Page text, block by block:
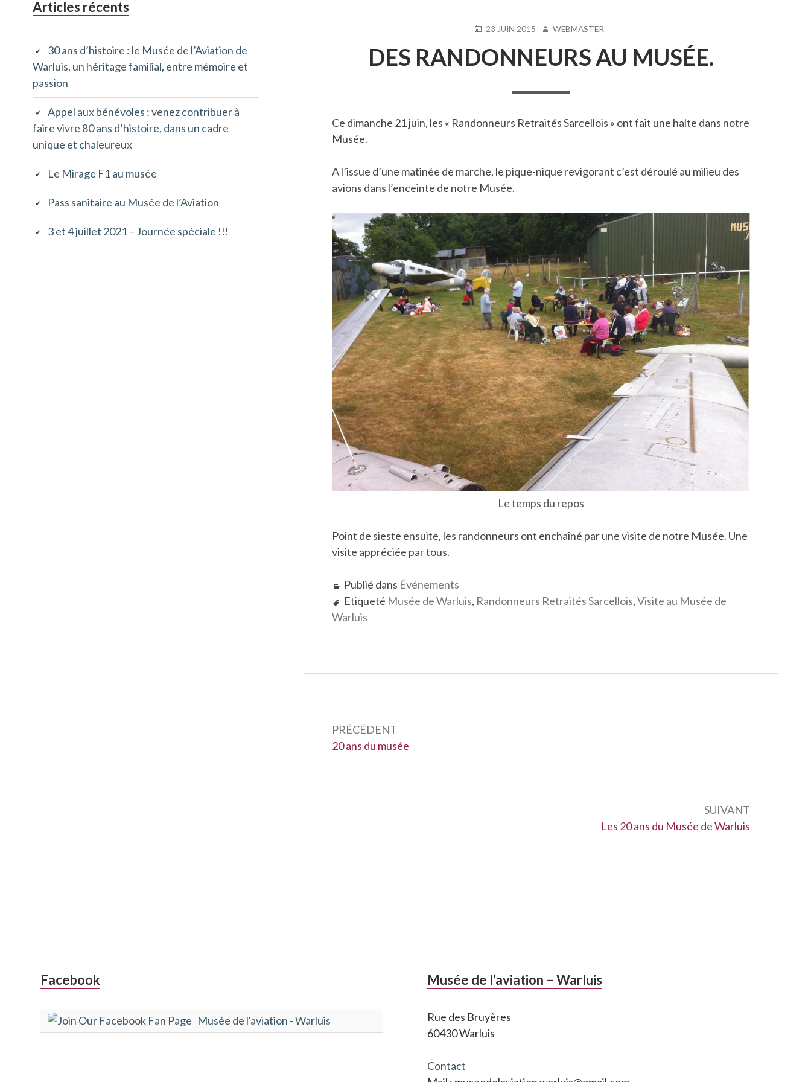
D'ARIANE
PUBLIÉ
23 JUIN 2015 AUTEUR
WEBMASTER
DES RANDONNEURS AU MUSÉE.
Ce dimanche 21 juin, les « Randonneurs Retraités Sarcellois » ont fait une halte dans notre
Musée.
A l’issue d’une matinée de marche, le pique-nique revigorant c’est déroulé au milieu des
avions dans l’enceinte de notre Musée.
Le temps du repos
Point de sieste ensuite, les randonneurs ont enchaîné par une visite de notre Musée. Une
visite appréciée par tous.
Publié dans Événements
Etiqueté Musée de Warluis, Randonneurs Retraités Sarcellois,Visite au Musée de
Warluis
l’article
PRÉCÉDENT
Précédent :
20 ans du musée
SUIVANT
Suivant :
Les 20 ans du Musée de Warluis
Barre
principale
Articles récents
30 ans d’histoire : le Musée de l’Aviation de
Warluis, un héritage familial, entre mémoire et
passion
Appel aux bénévoles : venez contribuer à
faire vivre 80 ans d’histoire, dans un cadre
unique et chaleureux
Le Mirage F1 au musée
Pass sanitaire au Musée de l’Aviation
3 et 4 juillet 2021 – Journée spéciale !!!
Colonne
subsidiaire
Facebook
Musée de l'aviation - Warluis
Musée de l’aviation – Warluis
Rue des Bruyères
60430 Warluis
Contact